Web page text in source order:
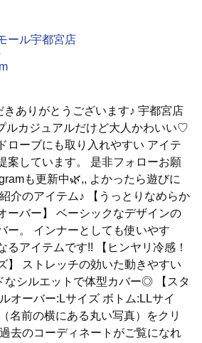
ール宇都宮店
きありがとうございます♪ 宇都宮店
ルカジュアルだけど大人かわいい♡
ローブにも取り入れやすい アイテ
案しています。 是非フォローお願
も更新中🌿,, よかったら遊びに
介のアイテム♪ 【うっとりなめらか
ーバー】 ベーシックなデザインの
ー。 インナーとしても使いやす
るアイテムです!! 【ヒンヤリ冷感！
】 ストレッチの効いた動きやすい
なシルエットで体型カバー◎ 【スタ
オーバー:Lサイズ ボトム:LLサイ
名前の横にある丸い写真）をクリ
去のコーディネートがご覧になれ